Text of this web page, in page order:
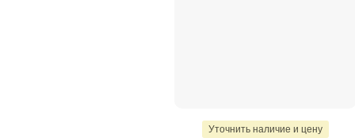
Уточнить наличие и цену